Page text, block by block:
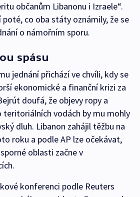
občanům Libanonu i Izraele“.
co oba státy oznámily, že se
o námořním sporu.
spásu
jednání přichází ve chvíli, kdy se
ekonomické a finanční krizi za
doufá, že objevy ropy a
teritoriálních vodách by mu mohly
dluh. Libanon zahájil těžbu na
roku a podle AP lze očekávat,
oblasti začne v
konferenci podle Reuters